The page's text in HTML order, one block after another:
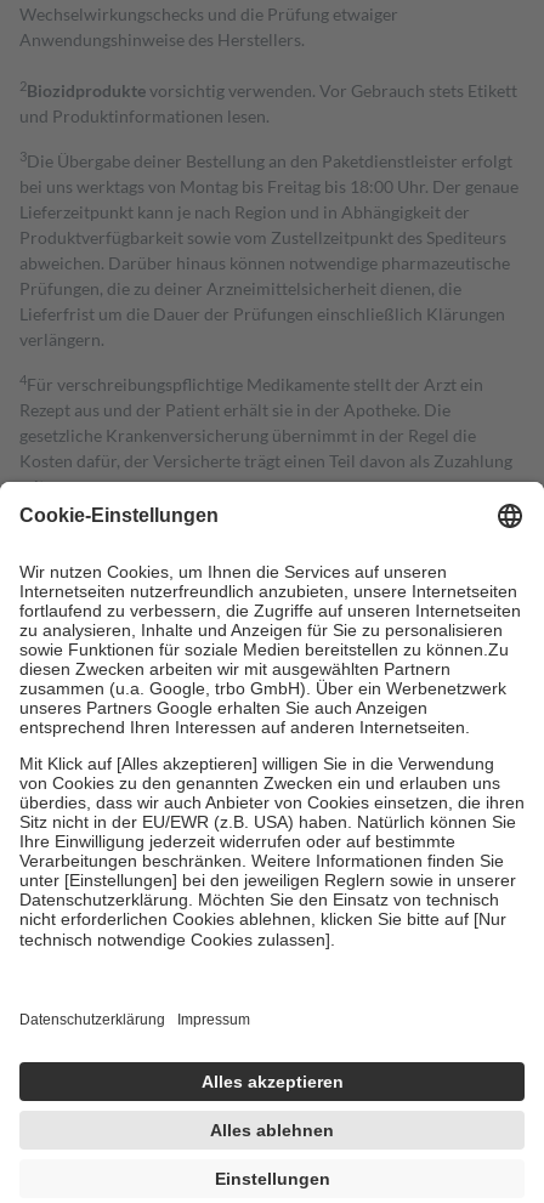
Wechselwirkungschecks und die Prüfung etwaiger
Anwendungshinweise des Herstellers.
2Biozidproduktevorsichtig verwenden. Vor Gebrauch stets Etikett
und Produktinformationen lesen.
3Die Übergabe deiner Bestellung an den Paketdienstleister erfolgt
bei uns werktags von Montag bis Freitag bis 18:00 Uhr. Der genaue
Lieferzeitpunkt kann je nach Region und in Abhängigkeit der
Produktverfügbarkeit sowie vom Zustellzeitpunkt des Spediteurs
abweichen. Darüber hinaus können notwendige pharmazeutische
Prüfungen, die zu deiner Arzneimittelsicherheit dienen, die
Lieferfrist um die Dauer der Prüfungen einschließlich Klärungen
verlängern.
4Für verschreibungspflichtige Medikamente stellt der Arzt ein
Rezept aus und der Patient erhält sie in der Apotheke. Die
gesetzliche Krankenversicherung übernimmt in der Regel die
Kosten dafür, der Versicherte trägt einen Teil davon als Zuzahlung
mit.
Grundsätzlich leisten Mitglieder Zuzahlungen in Höhe von zehn
höchstens zehn Euro.
Es sind jedoch nie mehr als die tatsächlichen
Kosten der Leistung zu entrichten.
Diese Regeln gelten grundsätzlich auch für Online-Apotheken.
Bei Heilmitteln und häuslicher Krankenpflege beträgt die
Zuzahlung zehn Prozent der Kosten sowie zehn Euro je
Verordnung.
Um das Engagement der Versicherten für ihre eigene Gesundheit zu
stärken und die besondere Stellung der Familie zu unterstützen,
fallenkeine Zuzahlungenan bei:
• Kindern und Jugendlichen bis zum vollendeten 18. Lebensjahr
mit Ausnahme der Fahrkosten
• Untersuchungen zur Vorsorge und Früherkennung, die von der
GKV getragen werden
• empfohlenen Schutzimpfungen
• Harn- und Blutteststreifen
getroffen, um sicherzustellen, dass es sich um echte Bewertungen
https://help.etrusted.com/hc/de/articles/4419944605341
Einige Bilder und Inhalte wurden unter Zuhilfenahme künstlicher